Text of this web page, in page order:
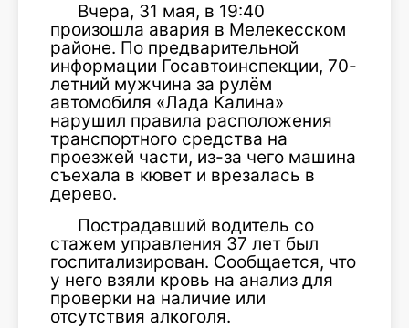
Вчера, 31 мая, в 19:40
произошла авария в Мелекесском
районе. По предварительной
информации Госавтоинспекции, 70-
летний мужчина за рулём
автомобиля «Лада Калина»
нарушил правила расположения
транспортного средства на
проезжей части, из-за чего машина
съехала в кювет и врезалась в
дерево.
Пострадавший водитель со
стажем управления 37 лет был
госпитализирован. Сообщается, что
у него взяли кровь на анализ для
проверки на наличие или
отсутствия алкоголя.